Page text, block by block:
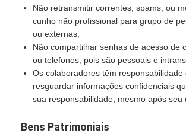
Não retransmitir correntes, spams, ou
cunho não profissional para grupo de
ou externas;
Não compartilhar senhas de acesso de
ou telefones, pois são pessoais e
Os colaboradores têm responsabilidade
resguardar informações confidenciais
sua responsabilidade, mesmo após seu
Bens Patrimoniais